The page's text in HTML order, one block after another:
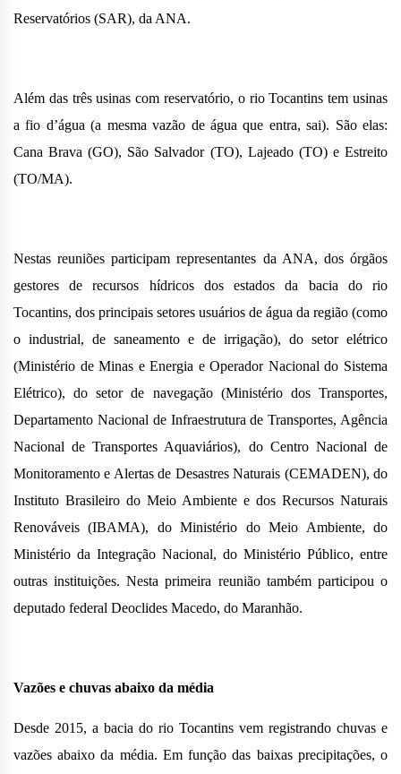
Reservatórios (SAR), da ANA.
Além das três usinas com reservatório, o rio Tocantins tem usinas
a fio d’água (a mesma vazão de água que entra, sai). São elas:
Cana Brava (GO), São Salvador (TO), Lajeado (TO) e Estreito
(TO/MA).
Nestas reuniões participam representantes da ANA, dos órgãos
gestores de recursos hídricos dos estados da bacia do rio
Tocantins, dos principais setores usuários de água da região (como
o industrial, de saneamento e de irrigação), do setor elétrico
(Ministério de Minas e Energia e Operador Nacional do Sistema
Elétrico), do setor de navegação (Ministério dos Transportes,
Departamento Nacional de Infraestrutura de Transportes, Agência
Nacional de Transportes Aquaviários), do Centro Nacional de
Monitoramento e Alertas de Desastres Naturais (CEMADEN), do
Instituto Brasileiro do Meio Ambiente e dos Recursos Naturais
Renováveis (IBAMA), do Ministério do Meio Ambiente, do
Ministério da Integração Nacional, do Ministério Público, entre
outras instituições. Nesta primeira reunião também participou o
deputado federal Deoclides Macedo, do Maranhão.
Vazões e chuvas abaixo da média
Desde 2015, a bacia do rio Tocantins vem registrando chuvas e
vazões abaixo da média. Em função das baixas precipitações, o